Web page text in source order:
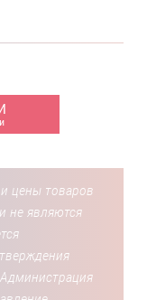
цены товаров
не являются